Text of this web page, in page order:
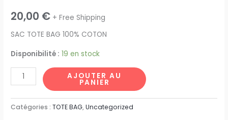
20,00 € + Free Shipping
SAC TOTE BAG 100% COTON
Disponibilité : 19 en stock
18
10PCS
AJOUTER AU
PANIER
Catégories :TOTE BAG,Uncategorized